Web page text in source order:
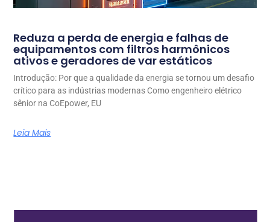
Reduza a perda de energia e falhas de
equipamentos com filtros harmônicos
ativos e geradores de var estáticos
Introdução: Por que a qualidade da energia se tornou um desafio
crítico para as indústrias modernas Como engenheiro elétrico
sênior na CoEpower, EU
Leia Mais